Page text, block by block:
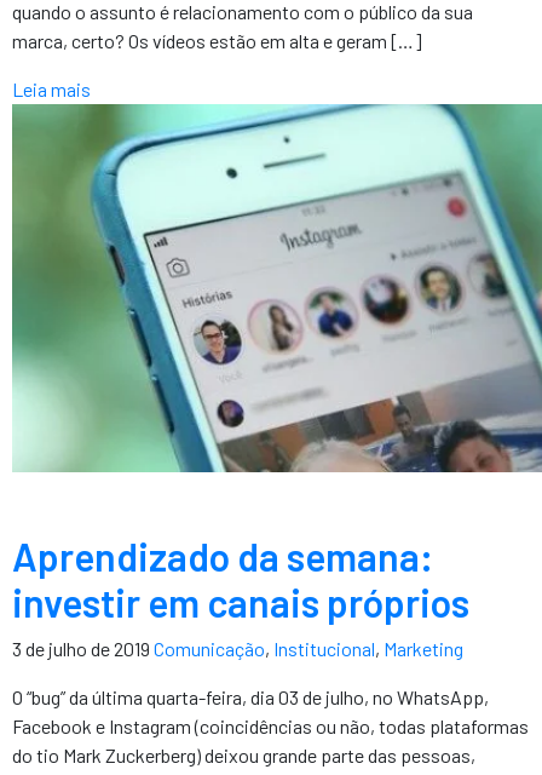
quando o assunto é relacionamento com o público da sua
marca, certo? Os vídeos estão em alta e geram […]
Leia mais
Aprendizado da semana:
investir em canais próprios
3 de julho de 2019 Comunicação, Institucional, Marketing
O “bug” da última quarta-feira, dia 03 de julho, no WhatsApp,
Facebook e Instagram (coincidências ou não, todas plataformas
do tio Mark Zuckerberg) deixou grande parte das pessoas,